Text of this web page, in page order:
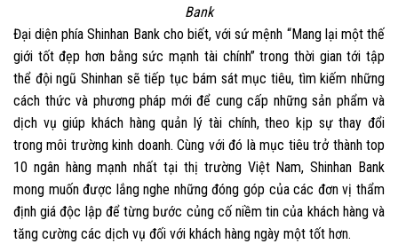
Bank
Đại diện phía Shinhan Bank cho biết, với sứ mệnh “Mang lại một thế
giới tốt đẹp hơn bằng sức mạnh tài chính” trong thời gian tới tập
thể đội ngũ Shinhan sẽ tiếp tục bám sát mục tiêu, tìm kiếm những
cách thức và phương pháp mới để cung cấp những sản phẩm và
dịch vụ giúp khách hàng quản lý tài chính, theo kịp sự thay đổi
trong môi trường kinh doanh. Cùng với đó là mục tiêu trở thành top
10 ngân hàng mạnh nhất tại thị trường Việt Nam, Shinhan Bank
mong muốn được lắng nghe những đóng góp của các đơn vị thẩm
định giá độc lập để từng bước củng cố niềm tin của khách hàng và
tăng cường các dịch vụ đối với khách hàng ngày một tốt hơn.